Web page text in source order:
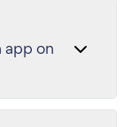
on